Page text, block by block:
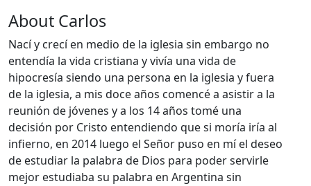
About Carlos
Nací y crecí en medio de la iglesia sin embargo no
entendía la vida cristiana y vivía una vida de
hipocresía siendo una persona en la iglesia y fuera
de la iglesia, a mis doce años comencé a asistir a la
reunión de jóvenes y a los 14 años tomé una
decisión por Cristo entendiendo que si moría iría al
infierno, en 2014 luego el Señor puso en mí el deseo
de estudiar la palabra de Dios para poder servirle
mejor estudiaba su palabra en Argentina sin